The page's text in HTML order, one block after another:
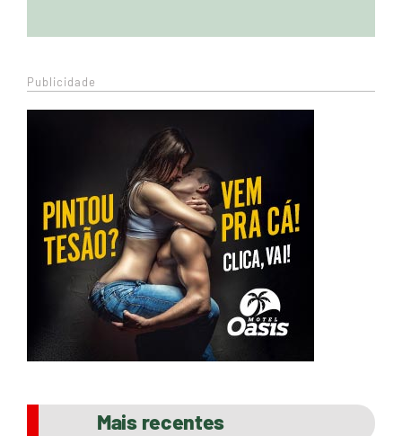
Publicidade
Mais recentes